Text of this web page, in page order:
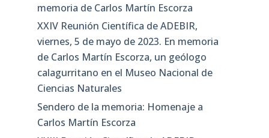
memoria de Carlos Martín Escorza
XXIV Reunión Científica de ADEBIR,
viernes, 5 de mayo de 2023. En memoria
de Carlos Martín Escorza, un geólogo
calagurritano en el Museo Nacional de
Ciencias Naturales
Sendero de la memoria: Homenaje a
Carlos Martín Escorza